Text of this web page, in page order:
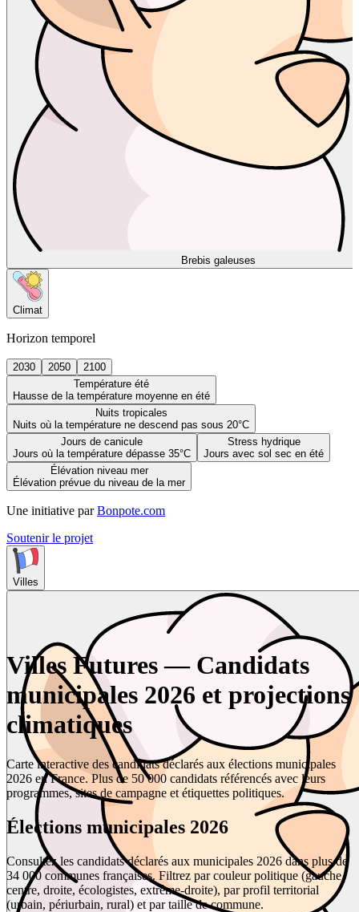
Brebis galeuses
Climat
Horizon temporel
2030 2050
2100
Température été
Hausse de la température moyenne en été
Nuits tropicales
Nuits où la température ne descend pas sous 20°C
Jours de canicule
Jours où la température dépasse 35°C
Stress hydrique
Jours avec sol sec en été
Élévation niveau mer
Élévation prévue du niveau de la mer
Une initiative par Bonpote.com
Soutenir le projet
Villes
Villes Futures — Candidats
municipales 2026 et projections
climatiques
Carte interactive des candidats déclarés aux élections municipales
2026 en France. Plus de 50 000 candidats référencés avec leurs
programmes, sites de campagne et étiquettes politiques.
Élections municipales 2026
Consultez les candidats déclarés aux municipales 2026 dans plus de
34 000 communes françaises. Filtrez par couleur politique (gauche,
centre, droite, écologistes, extrême-droite), par profil territorial
(urbain, périurbain, rural) et par taille de commune.